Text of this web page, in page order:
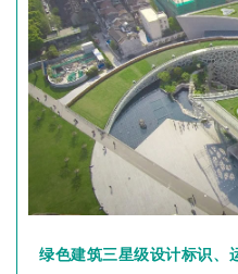
绿色建筑三星级设计标识、